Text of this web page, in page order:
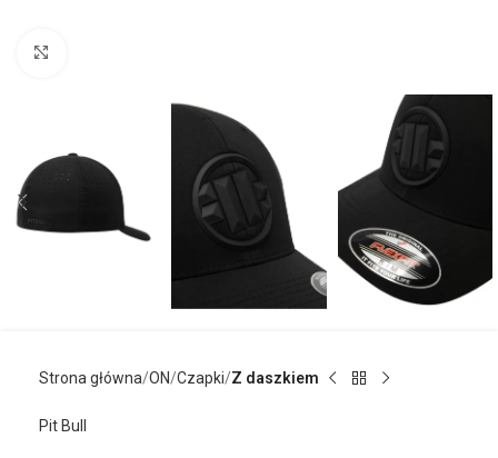
Strona główna ON Czapki Z daszkiem
Pit Bull